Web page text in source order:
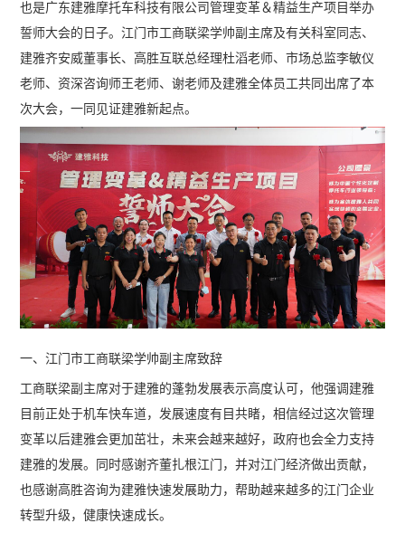
也是广东建雅摩托车科技有限公司管理变革＆精益生产项目举办
誓师大会的日子。江门市工商联梁学帅副主席及有关科室同志、
建雅齐安威董事长、高胜互联总经理杜滔老师、市场总监李敏仪
老师、资深咨询师王老师、谢老师及建雅全体员工共同出席了本
次大会，一同见证建雅新起点。
一、江门市工商联梁学帅副主席致辞
工商联梁副主席对于建雅的蓬勃发展表示高度认可，他强调建雅
目前正处于机车快车道，发展速度有目共睹，相信经过这次管理
变革以后建雅会更加茁壮，未来会越来越好，政府也会全力支持
建雅的发展。同时感谢齐董扎根江门，并对江门经济做出贡献，
也感谢高胜咨询为建雅快速发展助力，帮助越来越多的江门企业
转型升级，健康快速成长。